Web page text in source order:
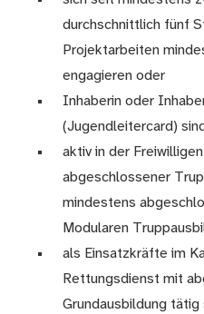
durchschnittlich fünf
Projektarbeiten
engagieren oder
Inhaberin oder
(Jugendleitercard)
aktiv in der
abgeschlossener
mindestens
Modularen
als Einsatzkräfte im
Rettungsdienst mit
Grundausbildung tätig